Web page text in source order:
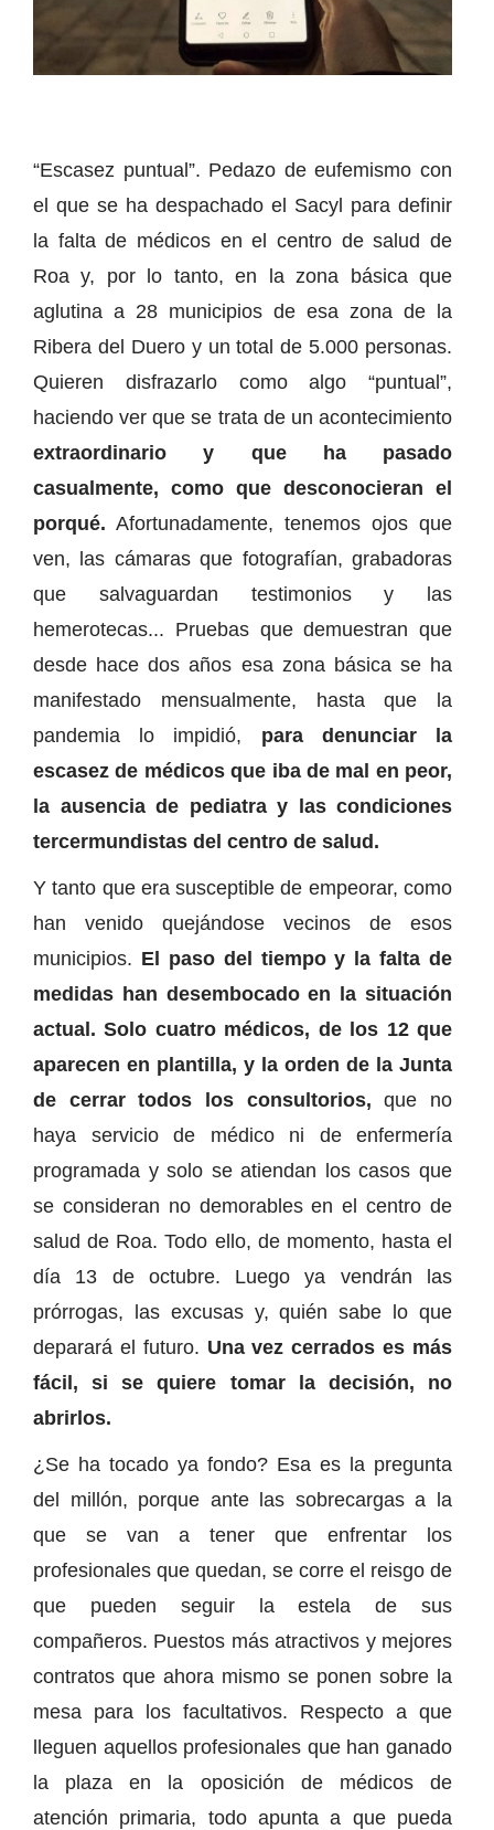
“Escasez puntual”. Pedazo de eufemismo con
el que se ha despachado el Sacyl para definir
la falta de médicos en el centro de salud de
Roa y, por lo tanto, en la zona básica que
aglutina a 28 municipios de esa zona de la
Ribera del Duero y un total de 5.000 personas.
Quieren disfrazarlo como algo “puntual”,
haciendo ver que se trata de un acontecimiento
extraordinario y que ha pasado
casualmente, como que desconocieran el
porqué. Afortunadamente, tenemos ojos que
ven, las cámaras que fotografían, grabadoras
que salvaguardan testimonios y las
hemerotecas... Pruebas que demuestran que
desde hace dos años esa zona básica se ha
manifestado mensualmente, hasta que la
pandemia lo impidió, para denunciar la
escasez de médicos que iba de mal en peor,
la ausencia de pediatra y las condiciones
tercermundistas del centro de salud.
Y tanto que era susceptible de empeorar, como
han venido quejándose vecinos de esos
municipios. El paso del tiempo y la falta de
medidas han desembocado en la situación
actual. Solo cuatro médicos, de los 12 que
aparecen en plantilla, y la orden de la Junta
de cerrar todos los consultorios, que no
haya servicio de médico ni de enfermería
programada y solo se atiendan los casos que
se consideran no demorables en el centro de
salud de Roa. Todo ello, de momento, hasta el
día 13 de octubre. Luego ya vendrán las
prórrogas, las excusas y, quién sabe lo que
deparará el futuro. Una vez cerrados es más
fácil, si se quiere tomar la decisión, no
abrirlos.
¿Se ha tocado ya fondo? Esa es la pregunta
del millón, porque ante las sobrecargas a la
que se van a tener que enfrentar los
profesionales que quedan, se corre el reisgo de
que pueden seguir la estela de sus
compañeros. Puestos más atractivos y mejores
contratos que ahora mismo se ponen sobre la
mesa para los facultativos. Respecto a que
lleguen aquellos profesionales que han ganado
la plaza en la oposición de médicos de
atención primaria, todo apunta a que pueda